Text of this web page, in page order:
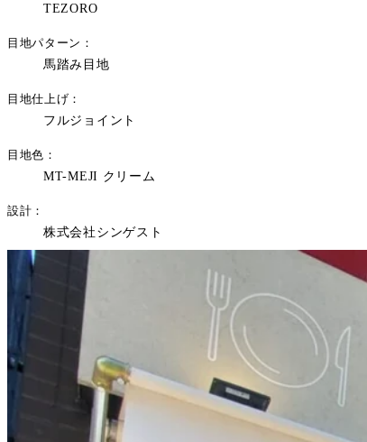
TEZORO
目地パターン
馬踏み目地
目地仕上げ
フルジョイント
目地色
MT-MEJI クリーム
設計
株式会社シンゲスト